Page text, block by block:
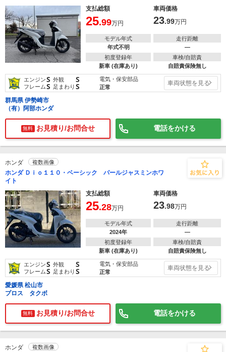
支払総額 車両価格
25.99万円 23.99万円
モデル年式
年式不明
走行距離
―
初度登録年
新車 (在庫あり)
車検/自賠責
自賠責保険無し
エンジンS 外観 S
フレームS 足まわり S
電気・保安部品
正常
車両状態を見る
群馬県 伊勢崎市
（有）阿部ホンダ
無料 お見積り/お問合せ 電話をかける
ホンダ 複数画像
ホンダ Ｄｉｏ１１０・ベーシック パールジャスミンホワ
イト
支払総額
車両価格
25.28万円 23.98万円
モデル年式
2024年
走行距離
―
初度登録年
新車 (在庫あり)
車検/自賠責
自賠責保険無し
エンジンS 外観 S
フレームS 足まわり S
電気・保安部品
正常
車両状態を見る
愛媛県 松山市
プロス タクボ
無料 お見積り/お問合せ 電話をかける
ホンダ 複数画像